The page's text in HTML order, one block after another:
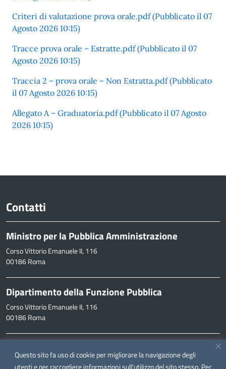
Questo sito fa uso di cookie per migliorare la navigazione degli
utenti e per raccogliere informazioni sull'utilizzo del sito stesso. Per
Criteri di valutazione prova orale.pdf (Pubblicato il 07
Agosto 2026 10:15)
Tracce prova orale – Estratte.pdf (Pubblicato il 07
Agosto 2026 10:15)
Traccia 2 – prova orale – Non Estratta.pdf (Pubblicato
il 07 Agosto 2026 10:15)
Allegato A – Graduatoria.pdf (Pubblicato il 07 Agosto
2026 10:15)
Contatti
Ministro per la Pubblica Amministrazione
Corso Vittorio Emanuele II, 116
00186 Roma
Dipartimento della Funzione Pubblica
Corso Vittorio Emanuele II, 116
00186 Roma
inpa@funzionepubblica.it